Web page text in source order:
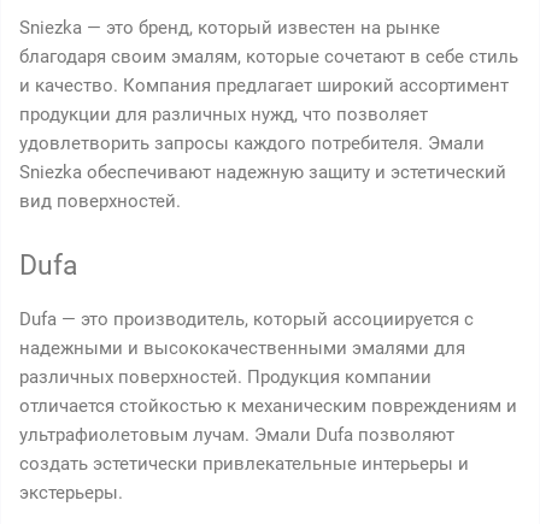
Sniezka — это бренд, который известен на рынке
благодаря своим эмалям, которые сочетают в себе стиль
и качество. Компания предлагает широкий ассортимент
продукции для различных нужд, что позволяет
удовлетворить запросы каждого потребителя. Эмали
Sniezka обеспечивают надежную защиту и эстетический
вид поверхностей.
Dufa
Dufa — это производитель, который ассоциируется с
надежными и высококачественными эмалями для
различных поверхностей. Продукция компании
отличается стойкостью к механическим повреждениям и
ультрафиолетовым лучам. Эмали Dufa позволяют
создать эстетически привлекательные интерьеры и
экстерьеры.